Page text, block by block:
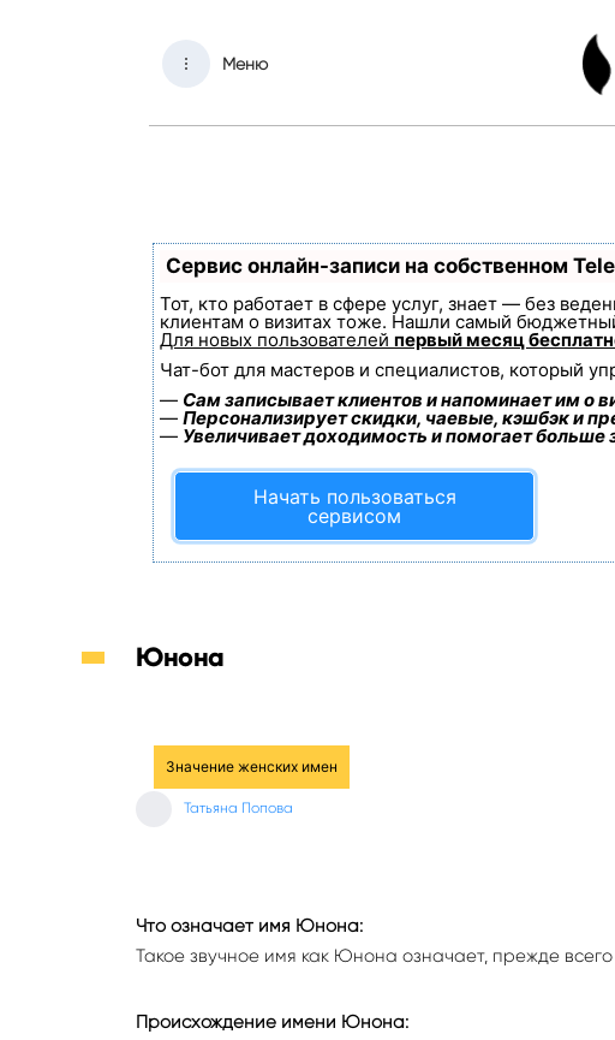
Меню
Сервис онлайн-записи на собственном
Тот, кто работает в сфере услуг, знает — без
клиентам о визитах тоже. Нашли самый
Для новых пользователей первый месяц
Чат-бот для мастеров и специалистов, который
— Сам записывает клиентов и напоминает им о
— Персонализирует скидки, чаевые, кэшбэк и
— Увеличивает доходимость и помогает больше
Начать пользоваться
сервисом
Юнона
Значение женских имен
Татьяна Попова
Что означает имя Юнона:
Такое звучное имя как Юнона означает, прежде
Происхождение имени Юнона: